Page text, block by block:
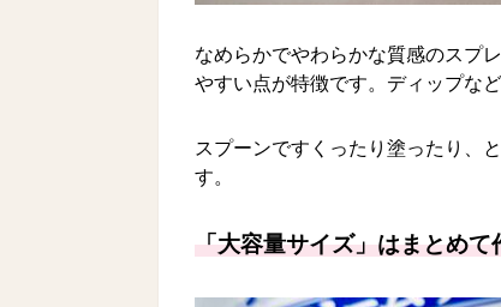
なめらかでやわらかな質感のスプ
やすい点が特徴です。ディップな
スプーンですくったり塗ったり、
す。
「大容量サイズ」はまとめて